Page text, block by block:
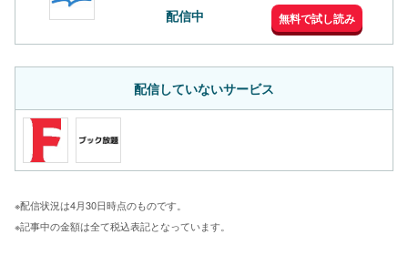
配信中 無料で試し読み
配信していないサービス
※配信状況は4月30日時点のものです。
※記事中の金額は全て税込表記となっています。